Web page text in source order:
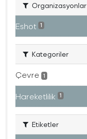
Organizasyonlar
Eshot 1
Kategoriler
Çevre 1
Hareketlilik 1
Etiketler